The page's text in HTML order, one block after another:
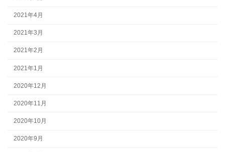
2021年4月
2021年3月
2021年2月
2021年1月
2020年12月
2020年11月
2020年10月
2020年9月